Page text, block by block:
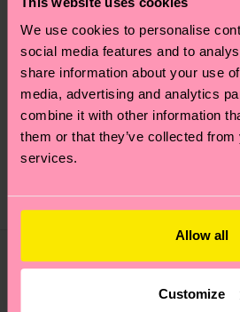
We use cookies to personalise
social media features and to
share information about your use
media, advertising and analytics
combine it with other information
them or that they’ve collected
services.
Allow all
Customize
Happy Cat Sock
Originalpreis
12 €
Reduzierter Preis
6 €
-50%
AUF LAGER
H
12 €
AUF